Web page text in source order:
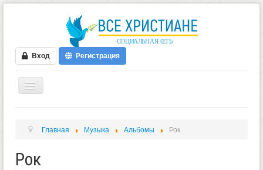
Вход Регистрация
ФОРУМ
ВИДЕО
Главная Музыка Альбомы Рок
Рок